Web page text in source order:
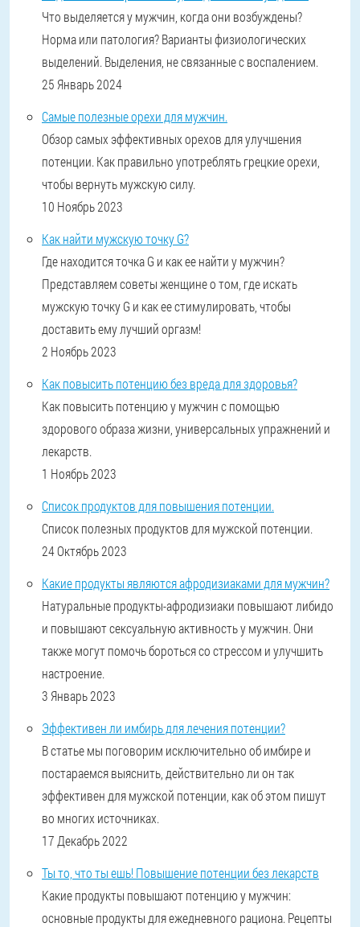
Что выделяется у мужчин, когда они возбуждены?
Норма или патология? Варианты физиологических
выделений. Выделения, не связанные с воспалением.
25 Январь 2024
Самые полезные орехи для мужчин.
Обзор самых эффективных орехов для улучшения
потенции. Как правильно употреблять грецкие орехи,
чтобы вернуть мужскую силу.
10 Ноябрь 2023
Как найти мужскую точку G?
Где находится точка G и как ее найти у мужчин?
Представляем советы женщине о том, где искать
мужскую точку G и как ее стимулировать, чтобы
доставить ему лучший оргазм!
2 Ноябрь 2023
Как повысить потенцию без вреда для здоровья?
Как повысить потенцию у мужчин с помощью
здорового образа жизни, универсальных упражнений и
лекарств.
1 Ноябрь 2023
Список продуктов для повышения потенции.
Список полезных продуктов для мужской потенции.
24 Октябрь 2023
Какие продукты являются афродизиаками для мужчин?
Натуральные продукты-афродизиаки повышают либидо
и повышают сексуальную активность у мужчин. Они
также могут помочь бороться со стрессом и улучшить
настроение.
3 Январь 2023
Эффективен ли имбирь для лечения потенции?
В статье мы поговорим исключительно об имбире и
постараемся выяснить, действительно ли он так
эффективен для мужской потенции, как об этом пишут
во многих источниках.
17 Декабрь 2022
Ты то, что ты ешь! Повышение потенции без лекарств
Какие продукты повышают потенцию у мужчин:
основные продукты для ежедневного рациона. Рецепты